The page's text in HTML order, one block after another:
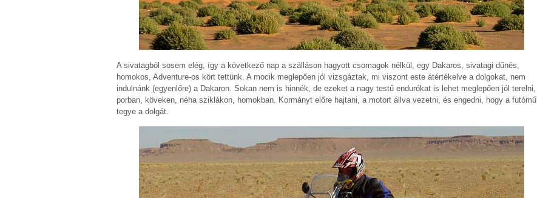
A sivatagból sosem elég, így a következő nap a szálláson hagyott csomagok nélkül, egy Dakaros, sivatagi dűnés,
homokos, Adventure-os kört tettünk. A mocik meglepően jól vizsgáztak, mi viszont este átértékelve a dolgokat, nem
indulnánk (egyenlőre) a Dakaron. Sokan nem is hinnék, de ezeket a nagy testű endurókat is lehet meglepően jól terelni,
porban, köveken, néha sziklákon, homokban. Kormányt előre hajtani, a motort állva vezetni, és engedni, hogy a futómű
tegye a dolgát.